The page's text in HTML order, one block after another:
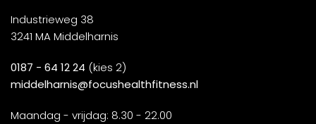
Industrieweg 38
3241 MA Middelharnis
0187 - 64 12 24 (kies 2)
middelharnis@focushealthfitness.nl
Maandag - vrijdag: 8.30 - 22.00